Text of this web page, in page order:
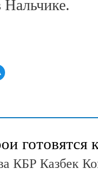
Нальчике.
готовятся
КБР Казбек